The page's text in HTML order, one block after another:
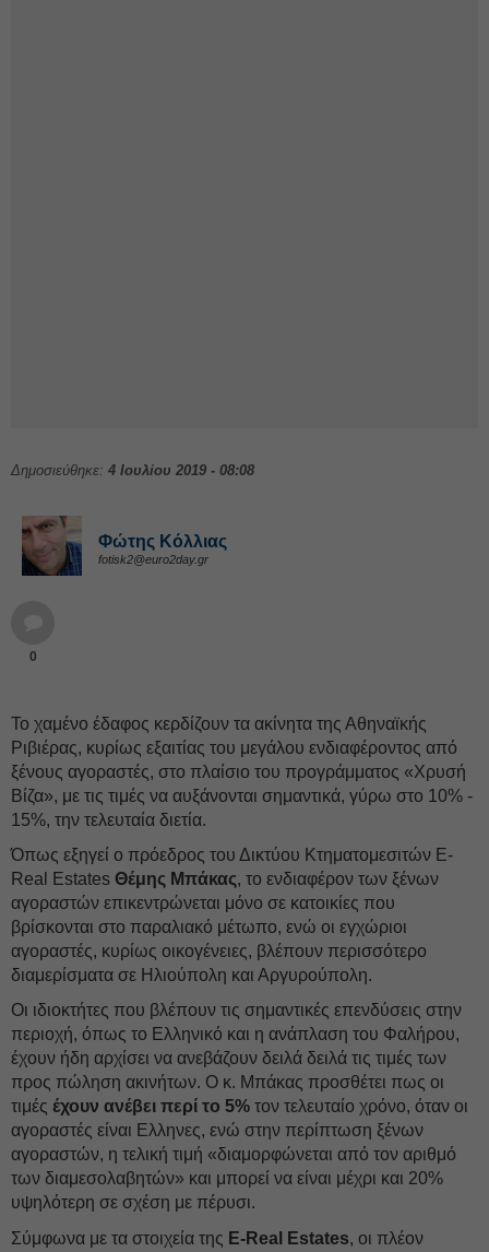
Δημοσιεύθηκε: 4 Ιουλίου 2019 - 08:08
Φώτης Κόλλιας
fotisk2@euro2day.gr
0
Το χαμένο έδαφος κερδίζουν τα ακίνητα της Αθηναϊκής
Ριβιέρας, κυρίως εξαιτίας του μεγάλου ενδιαφέροντος από
ξένους αγοραστές, στο πλαίσιο του προγράμματος «Χρυσή
Βίζα», με τις τιμές να αυξάνονται σημαντικά, γύρω στο 10% -
15%, την τελευταία διετία.
Όπως εξηγεί ο πρόεδρος του Δικτύου Κτηματομεσιτών E-
Real Estates Θέμης Μπάκας, το ενδιαφέρον των ξένων
αγοραστών επικεντρώνεται μόνο σε κατοικίες που
βρίσκονται στο παραλιακό μέτωπο, ενώ οι εγχώριοι
αγοραστές, κυρίως οικογένειες, βλέπουν περισσότερο
διαμερίσματα σε Ηλιούπολη και Αργυρούπολη.
Οι ιδιοκτήτες που βλέπουν τις σημαντικές επενδύσεις στην
περιοχή, όπως το Ελληνικό και η ανάπλαση του Φαλήρου,
έχουν ήδη αρχίσει να ανεβάζουν δειλά δειλά τις τιμές των
προς πώληση ακινήτων. Ο κ. Μπάκας προσθέτει πως οι
τιμές έχουν ανέβει περί το 5% τον τελευταίο χρόνο, όταν οι
αγοραστές είναι Ελληνες, ενώ στην περίπτωση ξένων
αγοραστών, η τελική τιμή «διαμορφώνεται από τον αριθμό
των διαμεσολαβητών» και μπορεί να είναι μέχρι και 20%
υψηλότερη σε σχέση με πέρυσι.
Σύμφωνα με τα στοιχεία της E-Real Estates, οι πλέον